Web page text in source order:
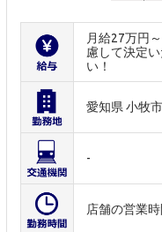
月給27万円
慮して決定
い！
愛知県 小牧市
-
店舗の営業